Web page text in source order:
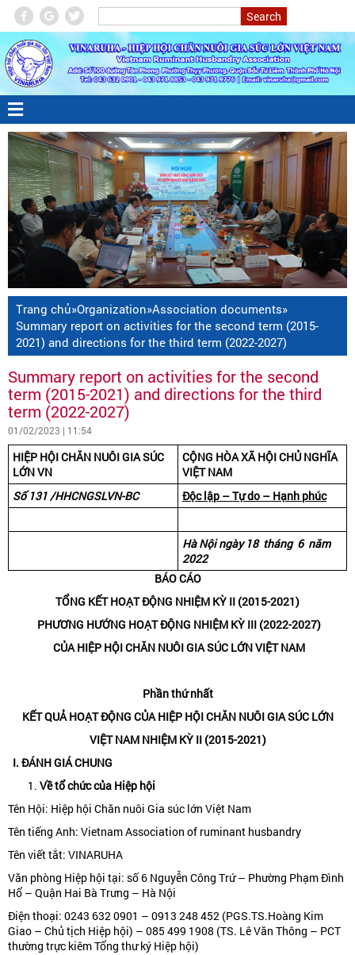
Trang chủ»Organization»Association documents»
Summary report on activities for the second term (2015-
2021) and directions for the third term (2022-2027)
Summary report on activities for the second
term (2015-2021) and directions for the third
term (2022-2027)
01/02/2023 | 11:54
HIỆP HỘI CHĂN NUÔI GIA SÚC
LỚN VN
CỘNG HÒA XÃ HỘI CHỦ NGHĨA
VIỆT NAM
Số 131 /HHCNGSLVN-BC
Độc lập – Tự do – Hạnh phúc
Hà Nội ngày 18 tháng 6 năm
2022
BÁO CÁO
TỔNG KẾT HOẠT ĐỘNG NHIỆM KỲ II (2015-2021)
PHƯƠNG HƯỚNG HOẠT ĐỘNG NHIỆM KỲ III (2022-2027)
CỦA HIỆP HỘI CHĂN NUÔI GIA SÚC LỚN VIỆT NAM
Phần thứ nhất
KẾT QUẢ HOẠT ĐỘNG CỦA HIỆP HỘI CHĂN NUÔI GIA SÚC LỚN
VIỆT NAM NHIỆM KỲ II (2015-2021)
I. ĐÁNH GIÁ CHUNG
Về tổ chức của Hiệp hội
Tên Hội: Hiệp hội Chăn nuôi Gia súc lớn Việt Nam
Tên tiếng Anh: Vietnam Association of ruminant husbandry
Tên viết tắt: VINARUHA
Văn phòng Hiệp hội tại: số 6 Nguyễn Công Trứ – Phường Phạm Đình
Hổ – Quận Hai Bà Trưng – Hà Nội
Điện thoại: 0243 632 0901 – 0913 248 452 (PGS.TS.Hoàng Kim
Giao – Chủ tịch Hiệp hội) – 085 499 1908 (TS. Lê Văn Thông – PCT
thường trực kiêm Tổng thư ký Hiệp hội)